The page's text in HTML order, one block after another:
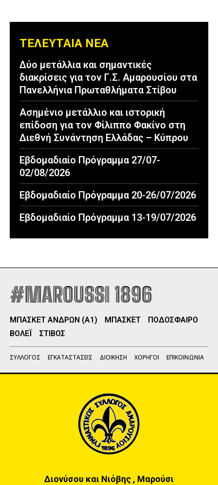
ΤΕΛΕΥΤΑΙΑ ΝΕΑ
Δύο μετάλλια και σημαντικές
διακρίσεις για τον Γ.Σ. Αμαρουσίου στα
Πανελλήνια Πρωταθλήματα Στίβου
Ασημένιο μετάλλιο και ιστορική
επίδοση για τον Φίλιππο Φακίνο στη
Διεθνή Συνάντηση Ελλάδας – Κύπρου
Εβδομαδιαίο Πρόγραμμα 27/07-
02/08/2026
Εβδομαδιαίο Πρόγραμμα 20-26/07/2026
Εβδομαδιαίο Πρόγραμμα 13-19/07/2026
#MAROUSSI 1896
ΜΠΑΣΚΕΤ ΑΝΔΡΩΝ (Α1) ΜΠΑΣΚΕΤ
ΠΟΔΟΣΦΑΙΡΟ
ΒΟΛΕΪ
ΣΤΙΒΟΣ
ΣΥΛΛΟΓΟΣ ΕΓΚΑΤΑΣΤΑΣΕΙΣ ΔΙΟΙΚΗΣΗ ΧΟΡΗΓΟΙ ΕΠΙΚΟΙΝΩΝΙΑ
Διονύσου και Νιόβης , Μαρούσι